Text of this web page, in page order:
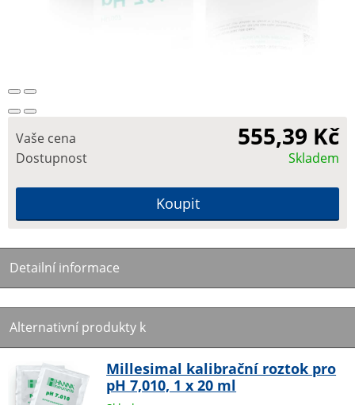
Vaše cena 555,39 Kč
Dostupnost Skladem
Detailní informace
Alternativní produkty k
Millesimal kalibrační roztok pro
pH 7,010, 1 x 20 ml